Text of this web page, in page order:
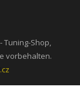
- Tuning-Shop,
vorbehalten.